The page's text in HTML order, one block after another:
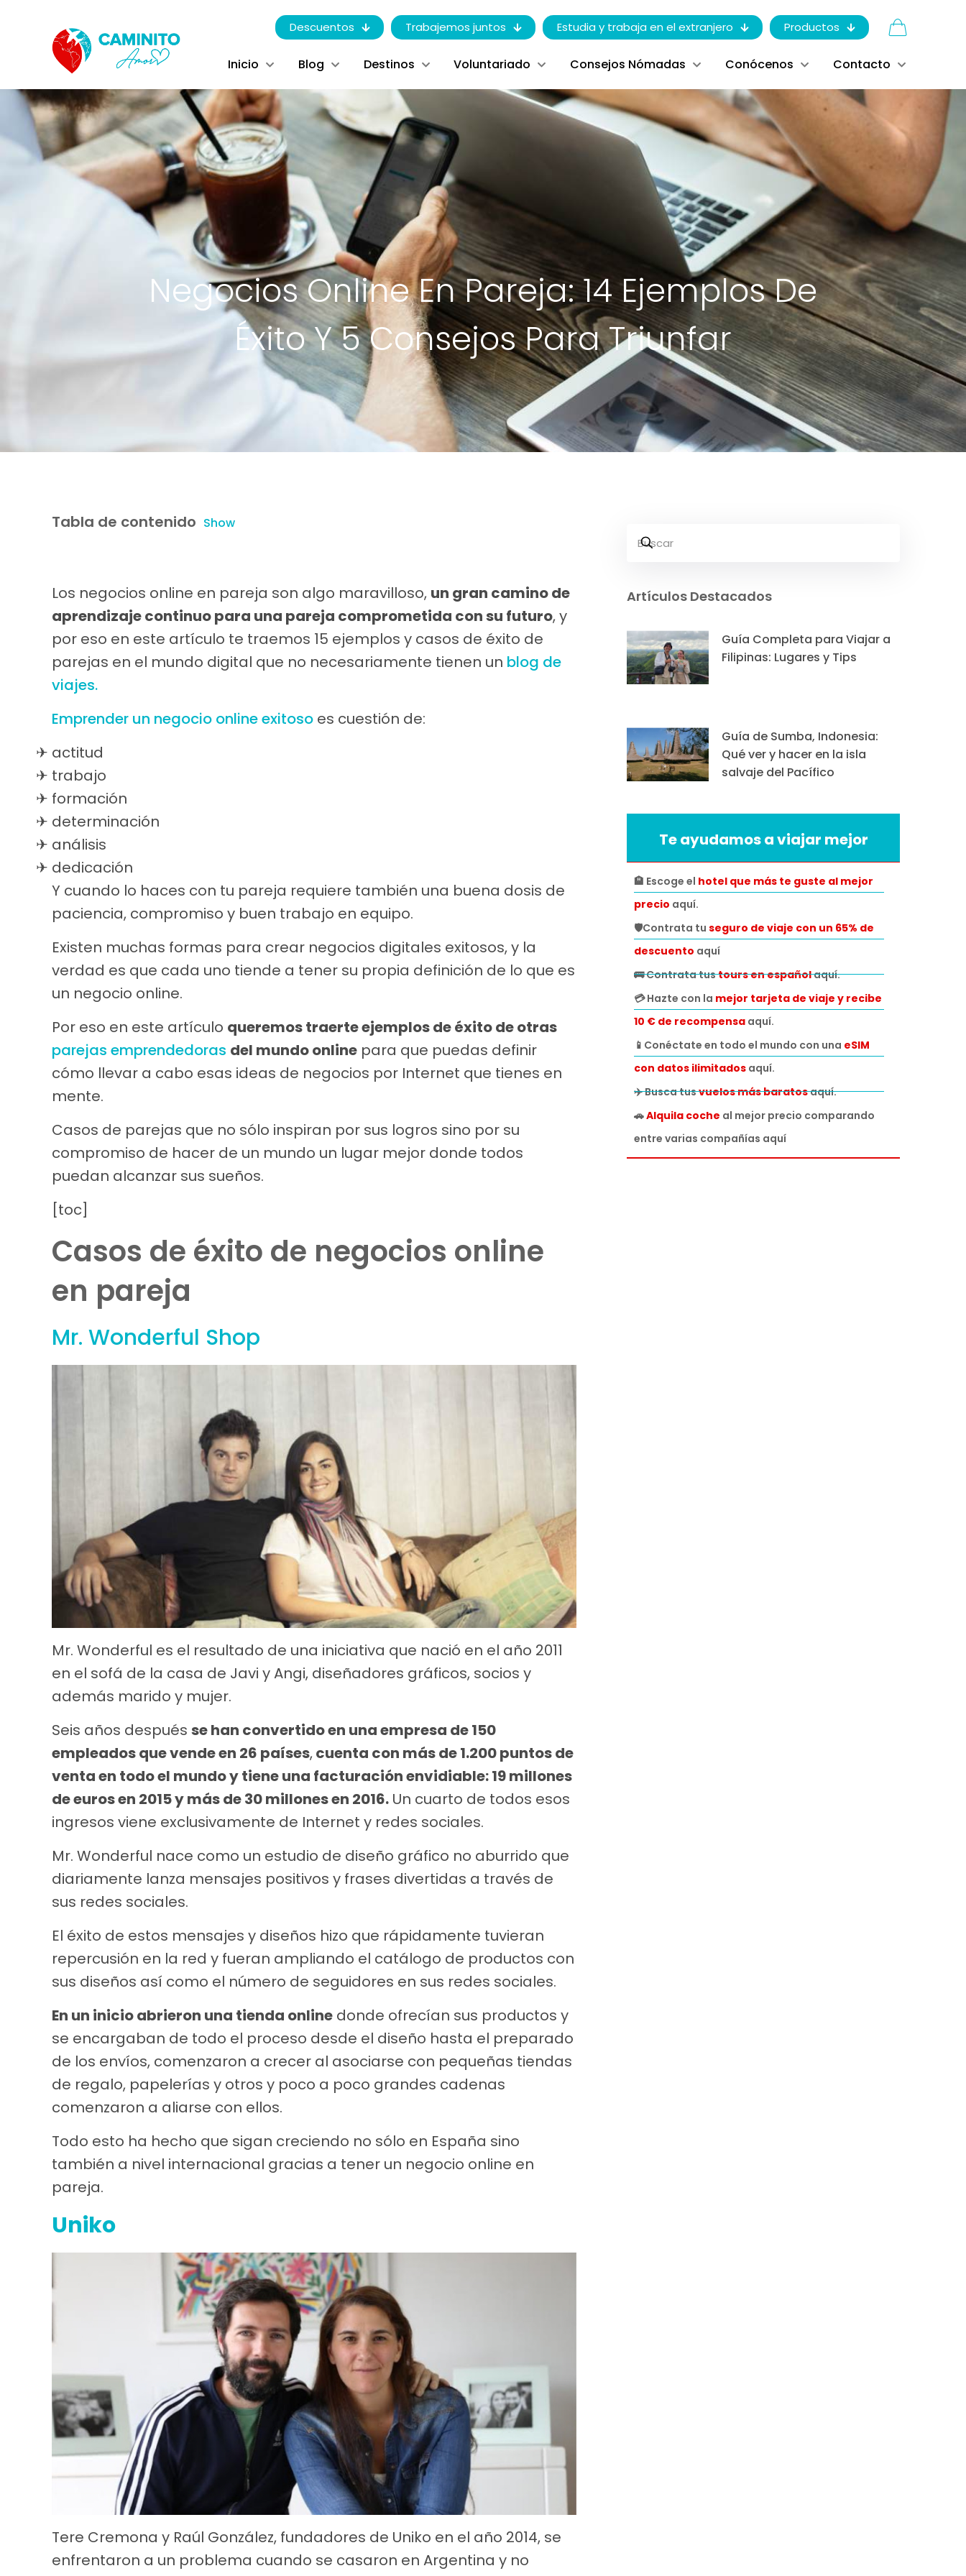
Descuentos Trabajemos juntos Estudia y trabaja en el extranjero Productos
Inicio Blog Destinos Voluntariado Consejos Nómadas Conócenos Contacto
Negocios Online En Pareja: 14 Ejemplos De
Éxito Y 5 Consejos Para Triunfar
Tabla de contenido Show
Los negocios online en pareja son algo maravilloso, un gran camino de
aprendizaje continuo para una pareja comprometida con su futuro, y
por eso en este artículo te traemos 15 ejemplos y casos de éxito de
parejas en el mundo digital que no necesariamente tienen un blog de
viajes.
Emprender un negocio online exitoso es cuestión de:
actitud
trabajo
formación
determinación
análisis
dedicación
Y cuando lo haces con tu pareja requiere también una buena dosis de
paciencia, compromiso y buen trabajo en equipo.
Existen muchas formas para crear negocios digitales exitosos, y la
verdad es que cada uno tiende a tener su propia definición de lo que es
un negocio online.
Por eso en este artículo queremos traerte ejemplos de éxito de otras
parejas emprendedoras del mundo online para que puedas definir
cómo llevar a cabo esas ideas de negocios por Internet que tienes en
mente.
Casos de parejas que no sólo inspiran por sus logros sino por su
compromiso de hacer de un mundo un lugar mejor donde todos
puedan alcanzar sus sueños.
[toc]
Casos de éxito de negocios online
en pareja
Mr. Wonderful Shop
Mr. Wonderful es el resultado de una iniciativa que nació en el año 2011
en el sofá de la casa de Javi y Angi, diseñadores gráficos, socios y
además marido y mujer.
Seis años después se han convertido en una empresa de 150
empleados que vende en 26 países,cuenta con más de 1.200 puntos de
venta en todo el mundo y tiene una facturación envidiable: 19 millones
de euros en 2015 y más de 30 millones en 2016. Un cuarto de todos esos
ingresos viene exclusivamente de Internet y redes sociales.
Mr. Wonderful nace como un estudio de diseño gráfico no aburrido que
diariamente lanza mensajes positivos y frases divertidas a través de
sus redes sociales.
El éxito de estos mensajes y diseños hizo que rápidamente tuvieran
repercusión en la red y fueran ampliando el catálogo de productos con
sus diseños así como el número de seguidores en sus redes sociales.
En un inicio abrieron una tienda online donde ofrecían sus productos y
se encargaban de todo el proceso desde el diseño hasta el preparado
de los envíos, comenzaron a crecer al asociarse con pequeñas tiendas
de regalo, papelerías y otros y poco a poco grandes cadenas
comenzaron a aliarse con ellos.
Todo esto ha hecho que sigan creciendo no sólo en España sino
también a nivel internacional gracias a tener un negocio online en
pareja.
Uniko
Tere Cremona y Raúl González, fundadores de Uniko en el año 2014, se
enfrentaron a un problema cuando se casaron en Argentina y no
Artículos Destacados
Guía Completa para Viajar a
Filipinas: Lugares y Tips
Guía de Sumba, Indonesia:
Qué ver y hacer en la isla
salvaje del Pacífico
Te ayudamos a viajar mejor
🏨 Escoge el hotel que más te guste al mejor
precio aquí.
🛡️Contrata tu seguro de viaje con un 65% de
descuento aquí
🚌 Contrata tustours en españolaquí.
💳 Hazte con la mejor tarjeta de viaje y recibe
10 € de recompensa aquí.
📱Conéctate en todo el mundo con una eSIM
con datos ilimitados aquí.
✈️ Busca tusvuelos más baratosaquí.
🚗Alquila coche al mejor precio comparando
entre varias compañías aquí